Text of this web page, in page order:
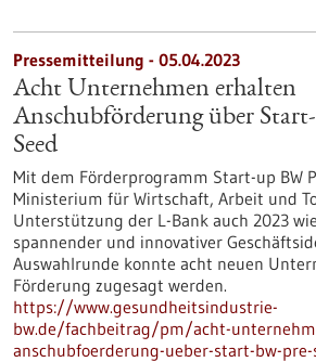
Pressemitteilung - 05.04.2023
Acht Unternehmen erhalten
Anschubförderung über
Seed
Mit dem Förderprogramm Start-up BW
Ministerium für Wirtschaft, Arbeit und
Unterstützung der L-Bank auch 2023
spannender und innovativer
Auswahlrunde konnte acht neuen
Förderung zugesagt werden.
https://www.gesundheitsindustrie-
bw.de/fachbeitrag/pm/acht-
anschubfoerderung-ueber-start-bw-pre-